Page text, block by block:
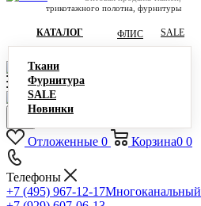
трикотажного полотна, фурнитуры
КАТАЛОГ
Ткани
Фурнитура
SALE
Новинки
ФЛИС SALE
Отложенные 0 Корзина0 0
Телефоны
+7 (495) 967-12-17Многоканальный